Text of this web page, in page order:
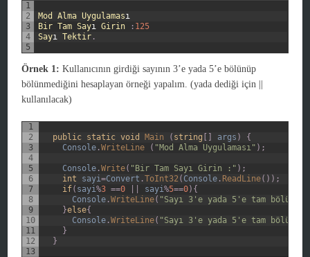
1
2
3
4
5
Mod Alma Uygulaması
Bir Tam Sayı Girin : 125
Sayı Tektir .
Örnek 1: Kullanıcının girdiği sayının 3’e yada 5’e bölünüp
bölünmediğini hesaplayan örneği yapalım. (yada dediği için ||
kullanılacak)
1
2
3
4
5
6
7
8
9
10
11
12
13
public static void Main ( string args )
{
Console .WriteLine ( "Mod Alma Uygulaması" ) ;
Console .Write( "Bir Tam Sayı Girin :" ) ;
int
sayi=Convert .ToInt32( Console . ReadLine( ) ) ;
if( sayi%3 ==0 sayi%5==0) {
Console .WriteLine( "Sayı 3'e yada 5'e tam
}else{
Console .WriteLine( "Sayı 3'e yada 5'e tam
}
}